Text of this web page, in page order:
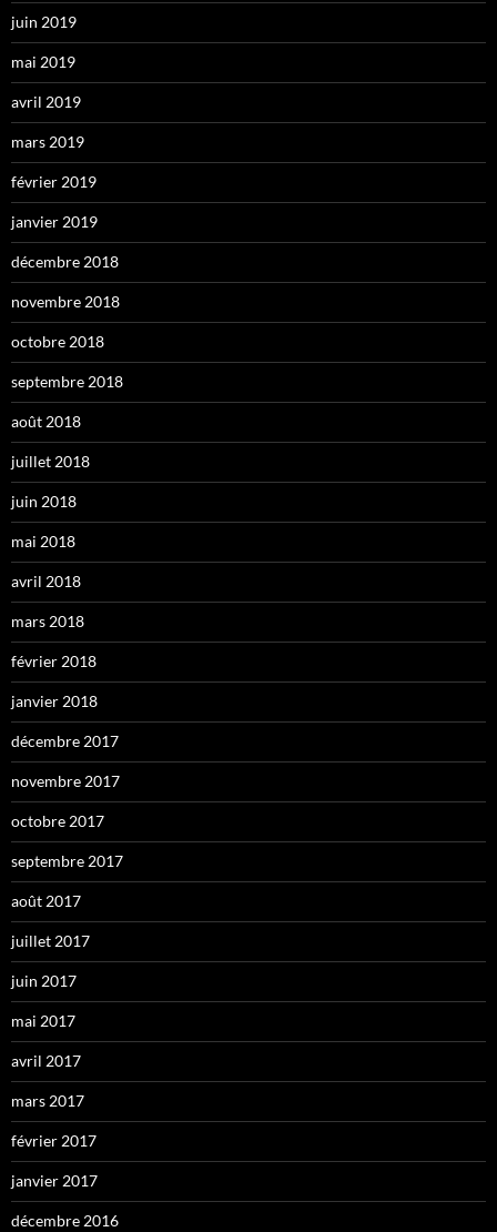
juin 2019
mai 2019
avril 2019
mars 2019
février 2019
janvier 2019
décembre 2018
novembre 2018
octobre 2018
septembre 2018
août 2018
juillet 2018
juin 2018
mai 2018
avril 2018
mars 2018
février 2018
janvier 2018
décembre 2017
novembre 2017
octobre 2017
septembre 2017
août 2017
juillet 2017
juin 2017
mai 2017
avril 2017
mars 2017
février 2017
janvier 2017
décembre 2016